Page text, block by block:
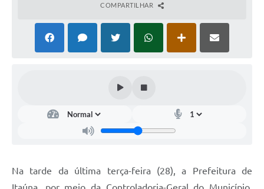
COMPARTILHAR
Na tarde da última terça-feira (28), a Prefeitura de